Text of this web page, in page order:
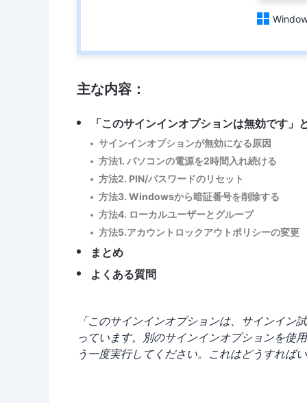

主な内容：
「このサインインオプションは無効です」
サインインオプションが無効になる原因
方法1. パソコンの電源を2時間入れ続ける
方法2. PIN/パスワードのリセット
方法3. Windowsから暗証番号を削除する
方法4. ローカルユーザーとグループ
方法5.アカウントロックアウトポリシーの変更
まとめ
よくある質問
「このサインインオプションは、サインイ
っています。別のサインインオプションを使
う一度実行してください。これはどうすれば